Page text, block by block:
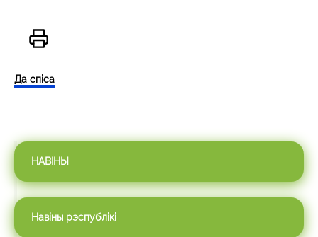
Да спіса
НАВІНЫ
Навіны рэспублікі